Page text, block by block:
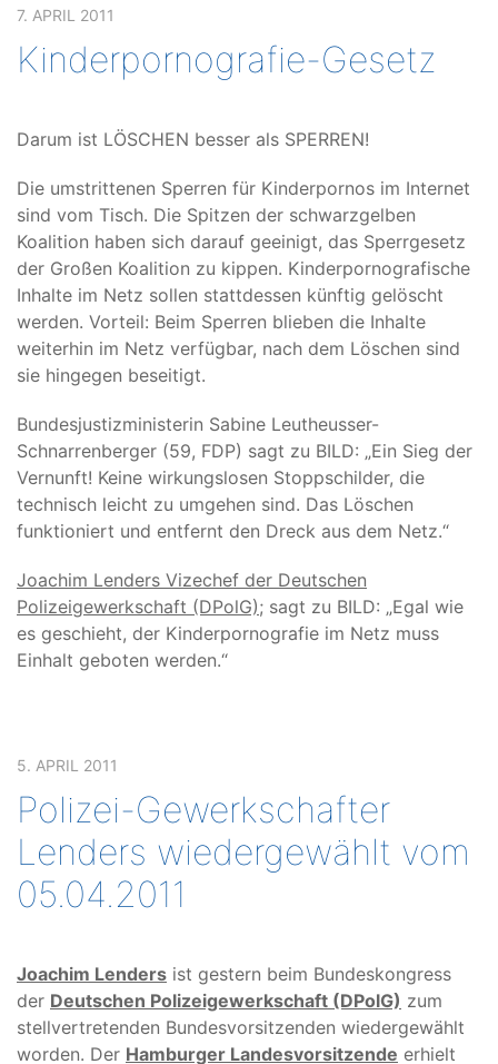
7. APRIL 2011
Kinderpornografie-Gesetz
Darum ist LÖSCHEN besser als SPERREN!
Die umstrittenen Sperren für Kinderpornos im Internet
sind vom Tisch. Die Spitzen der schwarzgelben
Koalition haben sich darauf geeinigt, das Sperrgesetz
der Großen Koalition zu kippen. Kinderpornografische
Inhalte im Netz sollen stattdessen künftig gelöscht
werden. Vorteil: Beim Sperren blieben die Inhalte
weiterhin im Netz verfügbar, nach dem Löschen sind
sie hingegen beseitigt.
Bundesjustizministerin Sabine Leutheusser-
Schnarrenberger (59, FDP) sagt zu BILD: „Ein Sieg der
Vernunft! Keine wirkungslosen Stoppschilder, die
technisch leicht zu umgehen sind. Das Löschen
funktioniert und entfernt den Dreck aus dem Netz.“
Joachim Lenders Vizechef der Deutschen
Polizeigewerkschaft (DPolG); sagt zu BILD: „Egal wie
es geschieht, der Kinderpornografie im Netz muss
Einhalt geboten werden.“
5. APRIL 2011
Polizei-Gewerkschafter
Lenders wiedergewählt vom
05.04.2011
Joachim Lenders ist gestern beim Bundeskongress
der Deutschen Polizeigewerkschaft (DPolG) zum
stellvertretenden Bundesvorsitzenden wiedergewählt
worden. Der Hamburger Landesvorsitzende erhielt